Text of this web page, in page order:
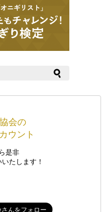
会の
ウント
是非
たします！